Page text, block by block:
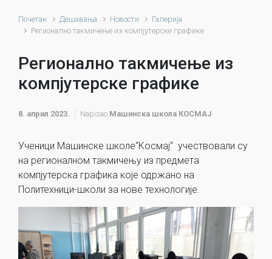
Почетак Дешавања Новости
Галерија
Регионално такмичење из компјутерске графике
Регионално такмичење из
компјутерске графике
8. април 2023. Napisao Машинска школа КОСМАЈ
Ученици Машинске школе“Космај“ учествовали су
на регионалном такмичењу из предмета
компјутерска графика које одржано на
Политехници-школи за нове технологије.